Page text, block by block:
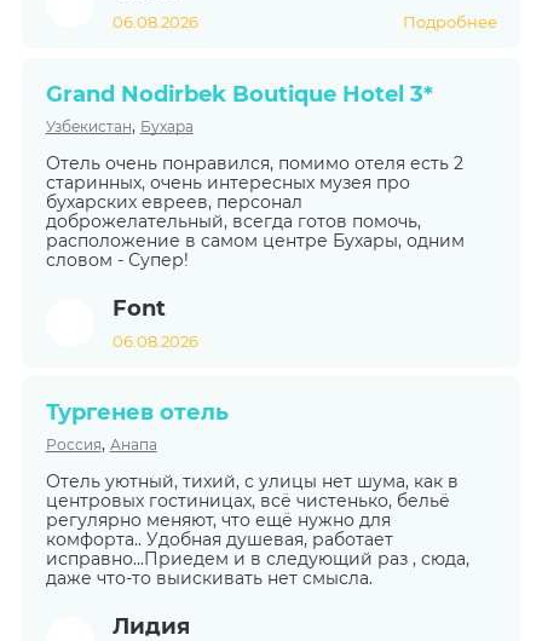
06.08.2026 Подробнее
Grand Nodirbek Boutique Hotel 3*
Узбекистан, Бухара
Отель очень понравился, помимо отеля есть 2
старинных, очень интересных музея про
бухарских евреев, персонал
доброжелательный, всегда готов помочь,
расположение в самом центре Бухары, одним
словом - Супер!
Font
06.08.2026
Тургенев отель
Россия, Анапа
Отель уютный, тихий, с улицы нет шума, как в
центровых гостиницах, всё чистенько, бельё
регулярно меняют, что ещё нужно для
комфорта.. Удобная душевая, работает
исправно...Приедем и в следующий раз , сюда,
даже что-то выискивать нет смысла.
Лидия